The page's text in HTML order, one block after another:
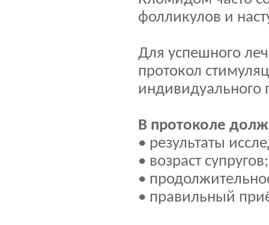
фолликулов и
Для успешного
протокол
индивидуального
В протоколе
• результаты
• возраст супругов;
•
• правильный